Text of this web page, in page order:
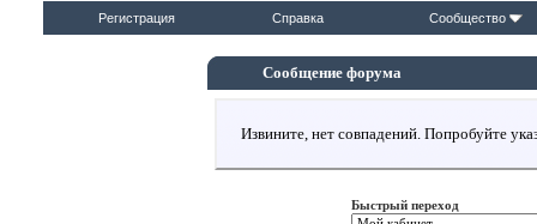
Регистрация Справка Сообщество
Сообщение форума
Извините, нет совпадений. Попробуйте
Быстрый переход